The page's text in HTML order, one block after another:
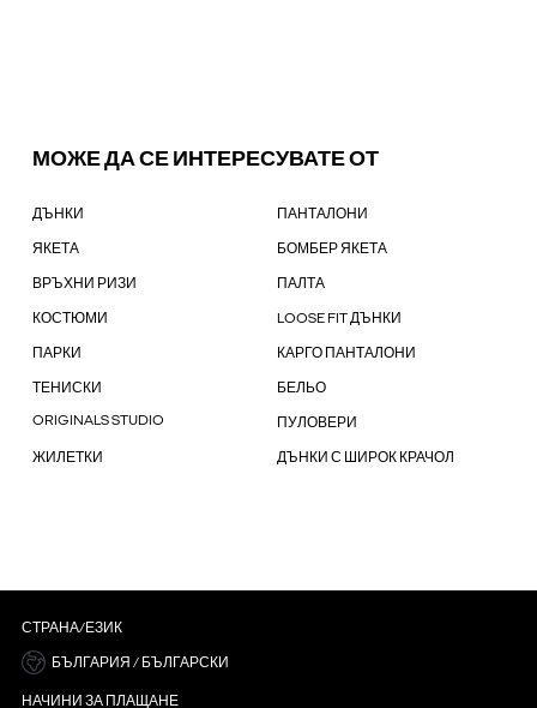
МОЖЕ ДА СЕ ИНТЕРЕСУВАТЕ ОТ
ДЪНКИ ПАНТАЛОНИ
ЯКЕТА БОМБЕР ЯКЕТА
ВРЪХНИ РИЗИ ПАЛТА
КОСТЮМИ LOOSE FIT ДЪНКИ
ПАРКИ КАРГО ПАНТАЛОНИ
ТЕНИСКИ БЕЛЬО
ORIGINALS STUDIO ПУЛОВЕРИ
ЖИЛЕТКИ ДЪНКИ С ШИРОК КРАЧОЛ
СТРАНА/ЕЗИК
БЪЛГАРИЯ / БЪЛГАРСКИ
НАЧИНИ ЗА ПЛАЩАНЕ